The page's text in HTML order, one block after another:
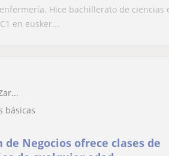
Hice bachillerato de ciencias
en eusker...
básicas
Negocios ofrece clases de